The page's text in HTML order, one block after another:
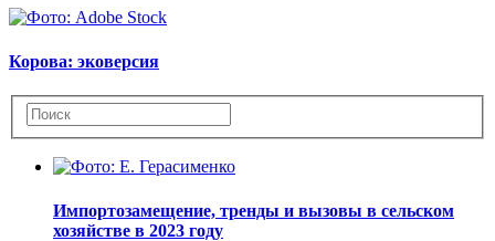
Корова: эковерсия
Импортозамещение, тренды и вызовы в сельском
хозяйстве в 2023 году